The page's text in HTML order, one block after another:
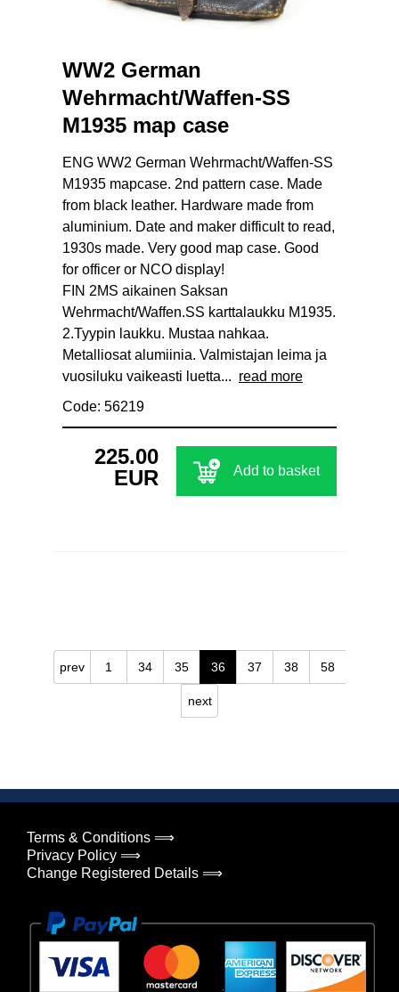
WW2 German
Wehrmacht/Waffen-SS
M1935 map case
ENG WW2 German Wehrmacht/Waffen-SS
M1935 mapcase. 2nd pattern case. Made
from black leather. Hardware made from
aluminium. Date and maker difficult to read,
1930s made. Very good map case. Good
for officer or NCO display!
FIN 2MS aikainen Saksan
Wehrmacht/Waffen.SS karttalaukku M1935.
2.Tyypin laukku. Mustaa nahkaa.
Metalliosat alumiinia. Valmistajan leima ja
vuosiluku vaikeasti luetta... read more
Code: 56219
225.00
EUR
Add to basket
prev 1 34 35 36 37 38 58
next
Terms & Conditions ⟹
Privacy Policy ⟹
Change Registered Details ⟹